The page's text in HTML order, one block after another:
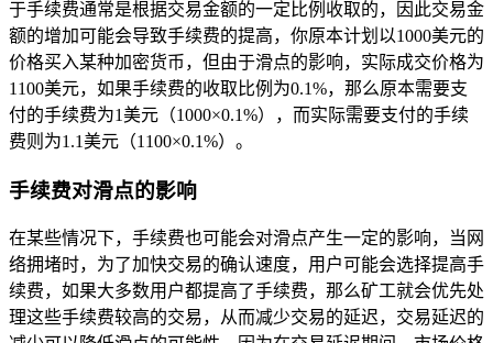
于手续费通常是根据交易金额的一定比例收取的，因此交易金
额的增加可能会导致手续费的提高，你原本计划以1000美元的
价格买入某种加密货币，但由于滑点的影响，实际成交价格为
1100美元，如果手续费的收取比例为0.1%，那么原本需要支
付的手续费为1美元（1000×0.1%），而实际需要支付的手续
费则为1.1美元（1100×0.1%）。
手续费对滑点的影响
在某些情况下，手续费也可能会对滑点产生一定的影响，当网
络拥堵时，为了加快交易的确认速度，用户可能会选择提高手
续费，如果大多数用户都提高了手续费，那么矿工就会优先处
理这些手续费较高的交易，从而减少交易的延迟，交易延迟的